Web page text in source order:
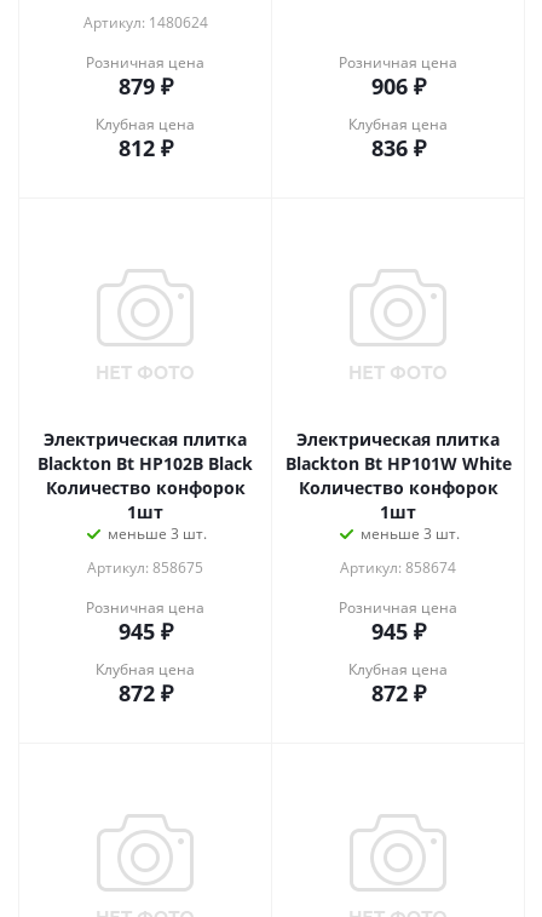
Артикул: 1480624
Розничная цена
879₽
Клубная цена
812₽
Розничная цена
906₽
Клубная цена
836₽
Электрическая плитка
Blackton Bt HP102B Black
Количество конфорок
1шт
меньше 3 шт.
Артикул: 858675
Розничная цена
945₽
Клубная цена
872₽
Электрическая плитка
Blackton Bt HP101W White
Количество конфорок
1шт
меньше 3 шт.
Артикул: 858674
Розничная цена
945₽
Клубная цена
872₽